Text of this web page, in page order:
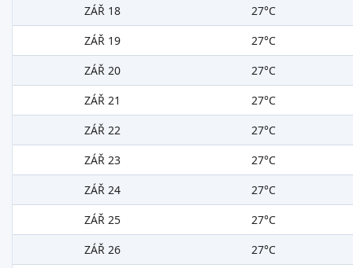
ZÁŘ 18
27°C
ZÁŘ 19
27°C
ZÁŘ 20
27°C
ZÁŘ 21
27°C
ZÁŘ 22
27°C
ZÁŘ 23
27°C
ZÁŘ 24
27°C
ZÁŘ 25
27°C
ZÁŘ 26
27°C